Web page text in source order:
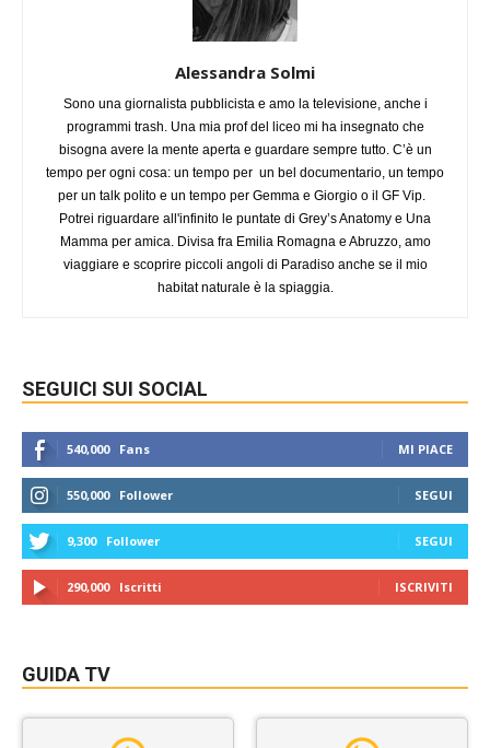
Alessandra Solmi
Sono una giornalista pubblicista e amo la televisione, anche i
programmi trash. Una mia prof del liceo mi ha insegnato che
bisogna avere la mente aperta e guardare sempre tutto. C’è un
tempo per ogni cosa: un tempo per un bel documentario, un tempo
per un talk polito e un tempo per Gemma e Giorgio o il GF Vip.
Potrei riguardare all'infinito le puntate di Grey’s Anatomy e Una
Mamma per amica. Divisa fra Emilia Romagna e Abruzzo, amo
viaggiare e scoprire piccoli angoli di Paradiso anche se il mio
habitat naturale è la spiaggia.
SEGUICI SUI SOCIAL
540,000 Fans MI PIACE
550,000 Follower SEGUI
9,300 Follower SEGUI
290,000 Iscritti ISCRIVITI
GUIDA TV